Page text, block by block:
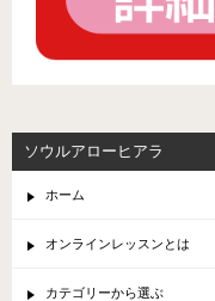
ソウルアローヒアラ
ホーム
オンラインレッスンとは
カテゴリーから選ぶ